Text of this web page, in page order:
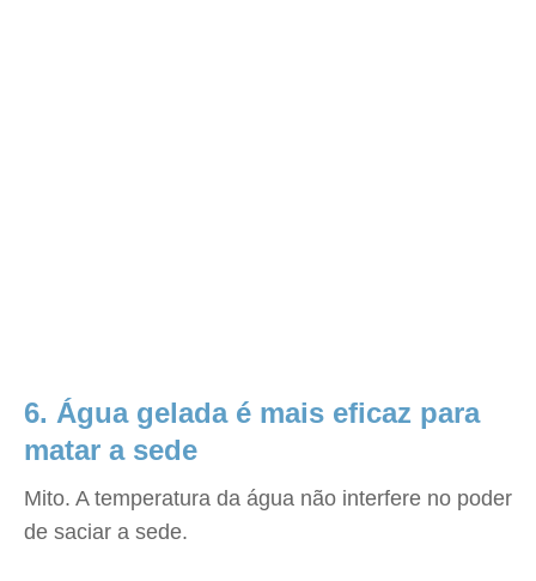
6. Água gelada é mais eficaz para
matar a sede
Mito. A temperatura da água não interfere no poder
de saciar a sede.